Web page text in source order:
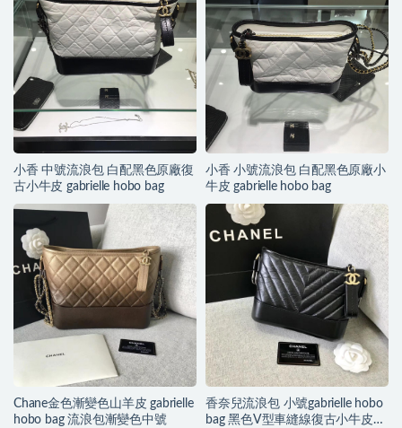
小香 中號流浪包 白配黑色原廠復
古小牛皮 gabrielle hobo bag
小香 小號流浪包 白配黑色原廠小
牛皮 gabrielle hobo bag
Chane金色漸變色山羊皮 gabrielle
hobo bag 流浪包漸變色中號
香奈兒流浪包 小號gabrielle hobo
bag 黑色V型車縫線復古小牛皮、